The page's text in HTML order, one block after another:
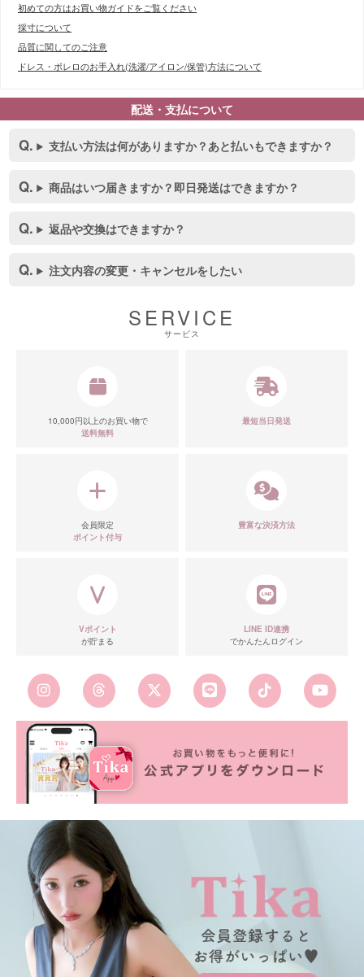
■デティール表
初めての方はお買い物ガイドをご覧ください
採寸について
品質に関してのご注意
ドレス・ボレロのお手入れ(洗濯/アイロン/保管)方法について
配送・支払について
支払い方法は何がありますか？あと払いもできますか？
商品はいつ届きますか？即日発送はできますか？
返品や交換はできますか？
注文内容の変更・キャンセルをしたい
SERVICE
サービス
10,000円以上のお買い物で
送料無料
最短当日発送
会員限定
ポイント付与
豊富な決済方法
Vポイント
が貯まる
LINE ID連携
でかんたんログイン